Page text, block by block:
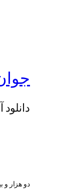
دو هزار و